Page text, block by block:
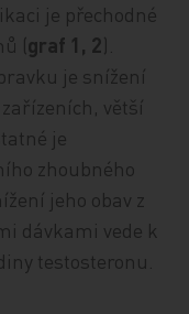
je přechodné
(graf 1, 2).
je snížení
větší
je
zhoubného
jeho obav z
dávkami vede k
testosteronu.